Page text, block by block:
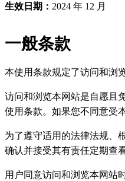
生效日期： 2024 年 12 月
一般条款
本使用条款规定了访问和浏
访问和浏览本网站是自愿且
使用条款。如果您不同意受
为了遵守适用的法律法规、
确认并接受其有责任定期查
用户同意访问和浏览本网站